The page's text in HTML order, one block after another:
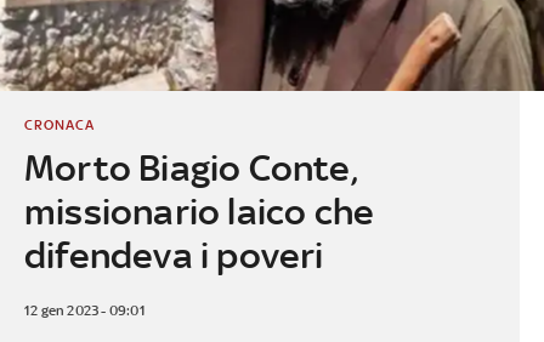
Morto Biagio Conte,
missionario laico che
difendeva i poveri
CRONACA
12 gen 2023 - 09:01